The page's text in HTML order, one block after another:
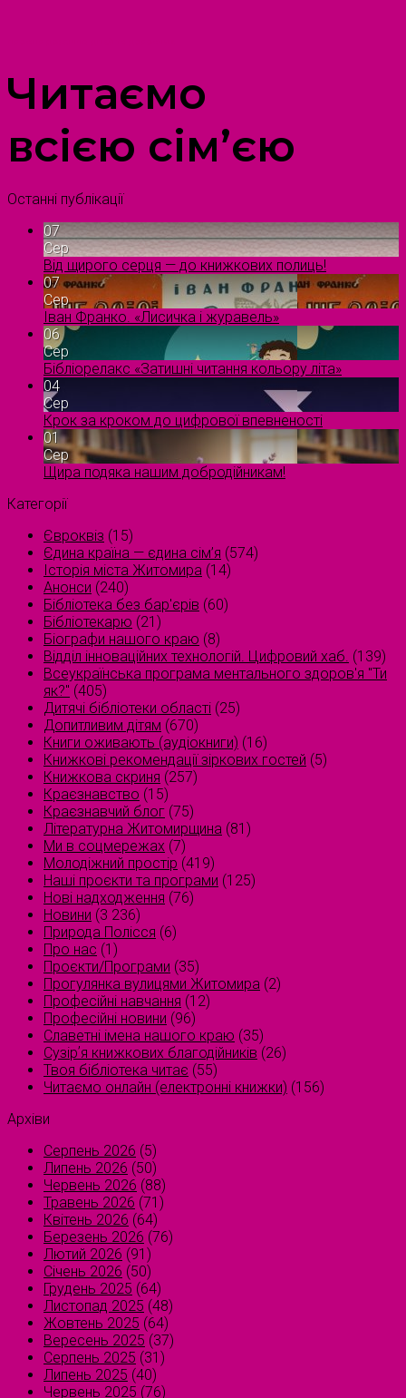
Читаємо
всією сім’єю
Останні публікації
07
Сер
Від щирого серця — до книжкових полиць!
07
Сер
Іван Франко. «Лисичка і журавель»
06
Сер
Бібліорелакс «Затишні читання кольору літа»
04
Сер
Крок за кроком до цифрової впевненості
01
Сер
Щира подяка нашим добродійникам!
Категорії
Євроквіз (15)
Єдина країна — єдина сім’я (574)
Історія міста Житомира (14)
Анонси (240)
Бібліотека без бар'єрів (60)
Бібліотекарю (21)
Біографи нашого краю (8)
Відділ інноваційних технологій. Цифровий хаб. (139)
Всеукраїнська програма ментального здоров'я "Ти
як?" (405)
Дитячі бібліотеки області (25)
Допитливим дітям (670)
Книги оживають (аудіокниги) (16)
Книжкові рекомендації зіркових гостей (5)
Книжкова скриня (257)
Краєзнавство (15)
Краєзнавчий блог (75)
Літературна Житомирщина (81)
Ми в соцмережах (7)
Молодіжний простір (419)
Наші проєкти та програми (125)
Нові надходження (76)
Новини (3 236)
Природа Полісся (6)
Про нас (1)
Проєкти/Програми (35)
Прогулянка вулицями Житомира (2)
Професійні навчання (12)
Професійні новини (96)
Славетні імена нашого краю (35)
Сузірʼя книжкових благодійників (26)
Твоя бібліотека читає (55)
Читаємо онлайн (електронні книжки) (156)
Архіви
Серпень 2026 (5)
Липень 2026 (50)
Червень 2026 (88)
Травень 2026 (71)
Квітень 2026 (64)
Березень 2026 (76)
Лютий 2026 (91)
Січень 2026 (50)
Грудень 2025 (64)
Листопад 2025 (48)
Жовтень 2025 (64)
Вересень 2025 (37)
Серпень 2025 (31)
Липень 2025 (40)
Червень 2025 (76)